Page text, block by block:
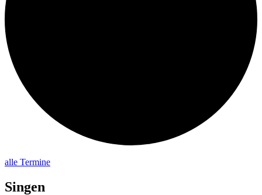
alle Termine
Singen